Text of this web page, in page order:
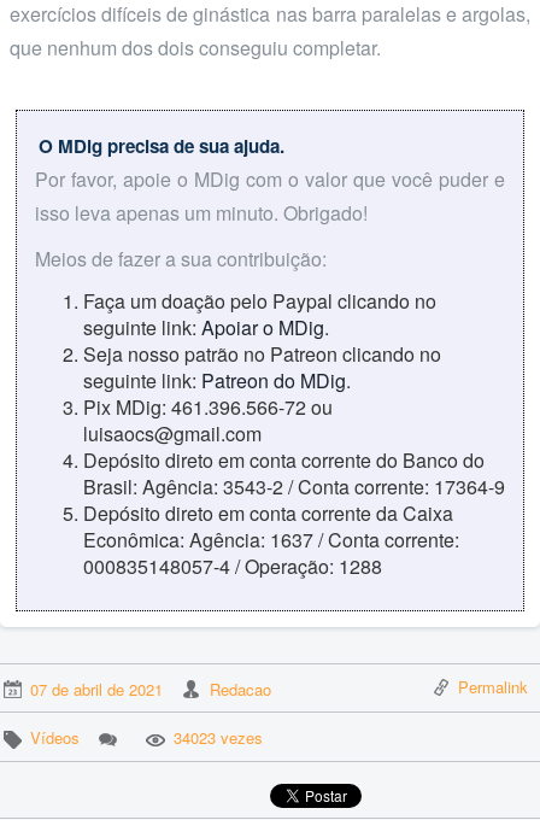
exercícios difíceis de ginástica nas barra paralelas e argolas,
que nenhum dos dois conseguiu completar.
O MDig precisa de sua ajuda.
Por favor, apoie o MDig com o valor que você puder e
isso leva apenas um minuto. Obrigado!
Meios de fazer a sua contribuição:
Faça um doação pelo Paypal clicando no
seguinte link: Apoiar o MDig.
Seja nosso patrão no Patreon clicando no
seguinte link: Patreon do MDig.
Pix MDig: 461.396.566-72 ou
luisaocs@gmail.com
Depósito direto em conta corrente do Banco do
Brasil: Agência: 3543-2 / Conta corrente: 17364-9
Depósito direto em conta corrente da Caixa
Econômica: Agência: 1637 / Conta corrente:
000835148057-4 / Operação: 1288
07 de abril de 2021 Redacao Permalink
Vídeos 34023 vezes